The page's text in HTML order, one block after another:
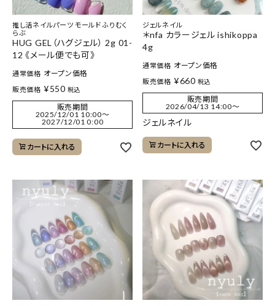
推し活ネイルパーツ モールド ふりむく
らぶ
HUG GEL（ハグジェル） 2g 01-
12 《メール便でも可》
通常価格 オープン価格
販売価格 ¥550 税込
販売期間
2025/12/01 10:00〜
2027/12/01 0:00
カートに入れる
ジェルネイル
＊nfa カラージェル ishikoppa
4g
通常価格 オープン価格
販売価格 ¥660 税込
販売期間
2026/04/13 14:00〜
ジェルネイル
カートに入れる